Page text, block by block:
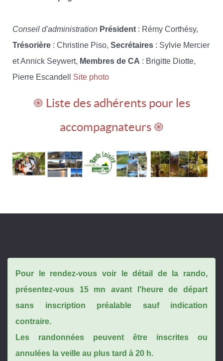
Conseil d'administration Président : Rémy Corthésy,
Trésorière : Christine Piso, Secrétaires : Sylvie Mercier
et Annick Seywert, Membres de CA : Brigitte Diotte,
Pierre Escandell Site photo
֎ Liste des adhérents pour les
accompagnateurs ֎
Pour le rendez-vous voir le détail de la rando,
présentez-vous 15 mn avant l'heure de départ
sans inscription préalable sauf indication
contraire.
Les randonnées peuvent être inscrites ou
annulées la veille au plus tard à 20 h.